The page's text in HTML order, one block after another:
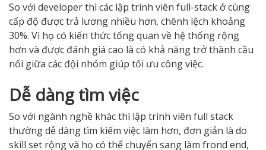
So với developer thì các lập trình viên full-stack ở cùng
cấp độ được trả lương nhiều hơn, chênh lệch khoảng
30%. Vì họ có kiến thức tổng quan về hệ thống rộng
hơn và được đánh giá cao là có khả năng trở thành cầu
nối giữa các đội nhóm giúp tối ưu công việc.
Dễ dàng tìm việc
So với ngành nghề khác thì lập trình viên full stack
thường dễ dàng tìm kiếm việc làm hơn, đơn giản là do
skill set rộng và họ có thể chuyển sang làm frond end,